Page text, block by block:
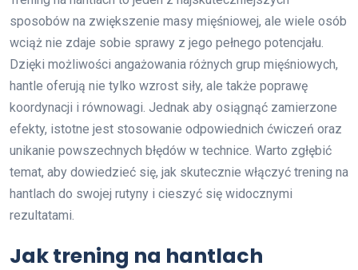
sposobów na zwiększenie masy mięśniowej, ale wiele osób
wciąż nie zdaje sobie sprawy z jego pełnego potencjału.
Dzięki możliwości angażowania różnych grup mięśniowych,
hantle oferują nie tylko wzrost siły, ale także poprawę
koordynacji i równowagi. Jednak aby osiągnąć zamierzone
efekty, istotne jest stosowanie odpowiednich ćwiczeń oraz
unikanie powszechnych błędów w technice. Warto zgłębić
temat, aby dowiedzieć się, jak skutecznie włączyć trening na
hantlach do swojej rutyny i cieszyć się widocznymi
rezultatami.
Jak trening na hantlach